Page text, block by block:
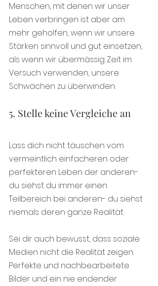
Menschen, mit denen wir unser
Leben verbringen ist aber am
mehr geholfen, wenn wir unsere
Stärken sinnvoll und gut einsetzen,
als wenn wir übermässig Zeit im
Versuch verwenden, unsere
Schwächen zu überwinden.
5. Stelle keine Vergleiche an
Lass dich nicht täuschen vom
vermeintlich einfacheren oder
perfekteren Leben der anderen-
du siehst du immer einen
Teilbereich bei anderen- du siehst
niemals deren ganze Realität.
Sei dir auch bewusst, dass soziale
Medien nicht die Realität zeigen.
Perfekte und nachbearbeitete
Bilder und ein nie endender